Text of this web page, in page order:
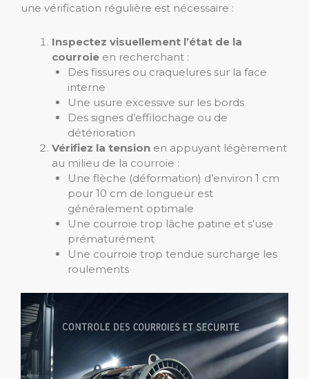
une vérification régulière est nécessaire :
Inspectez visuellement l’état de la
courroie en recherchant :
Des fissures ou craquelures sur la face
interne
Une usure excessive sur les bords
Des signes d’effilochage ou de
détérioration
Vérifiez la tension en appuyant légèrement
au milieu de la courroie :
Une flèche (déformation) d’environ 1 cm
pour 10 cm de longueur est
généralement optimale
Une courroie trop lâche patine et s’use
prématurément
Une courroie trop tendue surcharge les
roulements